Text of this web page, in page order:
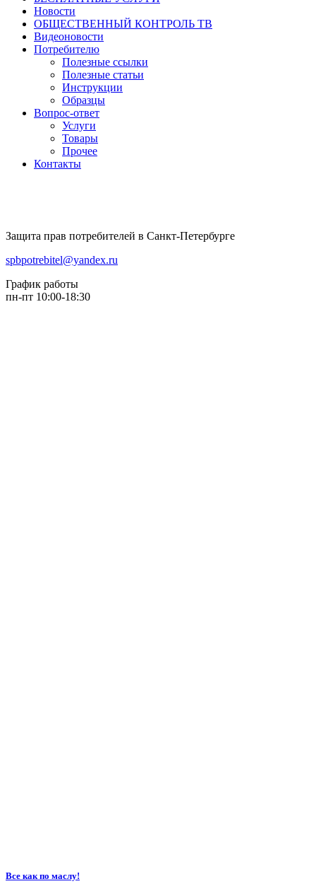
Новости
ОБЩЕСТВЕННЫЙ КОНТРОЛЬ ТВ
Видеоновости
Потребителю
Полезные ссылки
Полезные статьи
Инструкции
Образцы
Вопрос-ответ
Услуги
Товары
Прочее
Контакты
Защита прав потребителей в Санкт-Петербурге
spbpotrebitel@yandex.ru
График работы
пн-пт 10:00-18:30
Все как по маслу!